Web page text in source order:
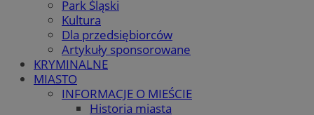
Park Śląski
Kultura
Dla przedsiębiorców
Artykuły sponsorowane
KRYMINALNE
MIASTO
INFORMACJE O MIEŚCIE
Historia miasta